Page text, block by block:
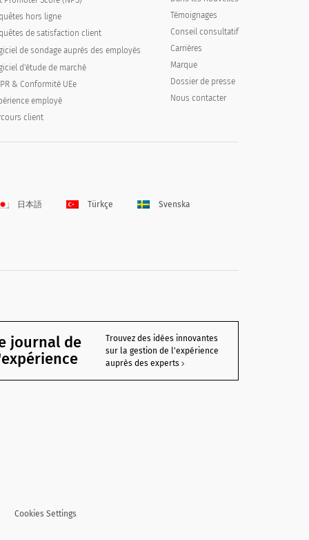
hors ligne
de satisfaction client
de sondage auprès des employés
d'étude de marché
& Conformité UEe
employé
client
Témoignages
Conseil consultatif
Carrières
Marque
Dossier de presse
Nous contacter
日本語 Türkçe Svenska
journal de
Trouvez des idées innovantes
sur la gestion de l'expérience
auprès des experts
Cookies Settings